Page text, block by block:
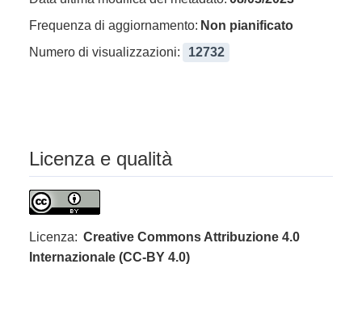
Frequenza di aggiornamento: Non pianificato
Numero di visualizzazioni:
12732
Licenza e qualità
Licenza: Creative Commons Attribuzione 4.0
Internazionale (CC-BY 4.0)